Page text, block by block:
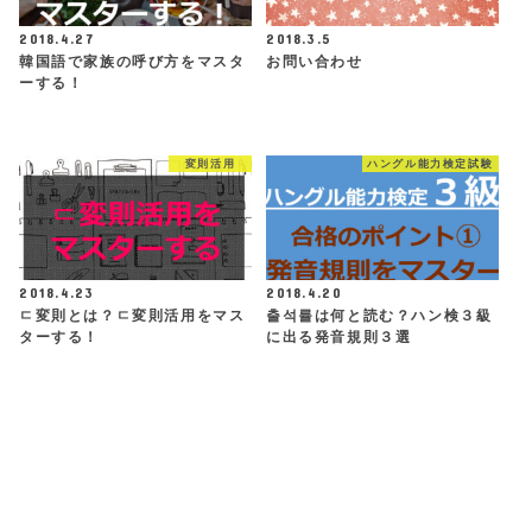
2018.4.27
韓国語で家族の呼び方をマスタ
ーする！
2018.3.5
お問い合わせ
変則活用
2018.4.23
ㄷ変則とは？ㄷ変則活用をマス
ターする！
ハングル能力検定試験
2018.4.20
출석률は何と読む？ハン検３級
に出る発音規則３選